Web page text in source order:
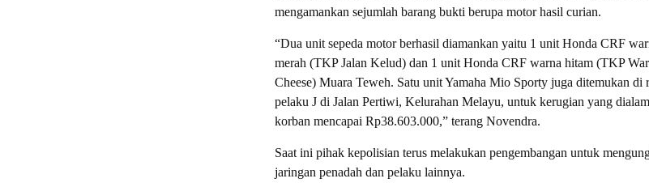
mengamankan sejumlah barang bukti berupa motor hasil curian.
“Dua unit sepeda motor berhasil diamankan yaitu 1 unit Honda CRF
merah (TKP Jalan Kelud) dan 1 unit Honda CRF warna hitam (TKP
Cheese) Muara Teweh. Satu unit Yamaha Mio Sporty juga ditemukan di
pelaku J di Jalan Pertiwi, Kelurahan Melayu, untuk kerugian yang
korban mencapai Rp38.603.000,” terang Novendra.
Saat ini pihak kepolisian terus melakukan pengembangan untuk
jaringan penadah dan pelaku lainnya.